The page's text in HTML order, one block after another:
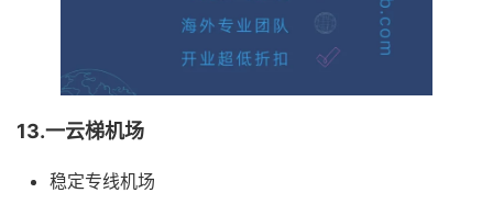
13.一云梯机场
稳定专线机场